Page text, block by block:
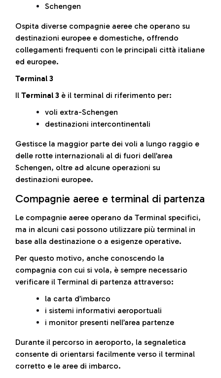
Schengen
Ospita diverse compagnie aeree che operano su
destinazioni europee e domestiche, offrendo
collegamenti frequenti con le principali città italiane
ed europee.
Terminal 3
Il Terminal 3 è il terminal di riferimento per:
voli extra-Schengen
destinazioni intercontinentali
Gestisce la maggior parte dei voli a lungo raggio e
delle rotte internazionali al di fuori dell’area
Schengen, oltre ad alcune operazioni su
destinazioni europee.
Compagnie aeree e terminal di partenza
Le compagnie aeree operano da Terminal specifici,
ma in alcuni casi possono utilizzare più terminal in
base alla destinazione o a esigenze operative.
Per questo motivo, anche conoscendo la
compagnia con cui si vola, è sempre necessario
verificare il Terminal di partenza attraverso:
la carta d’imbarco
i sistemi informativi aeroportuali
i monitor presenti nell’area partenze
Durante il percorso in aeroporto, la segnaletica
consente di orientarsi facilmente verso il terminal
corretto e le aree di imbarco.